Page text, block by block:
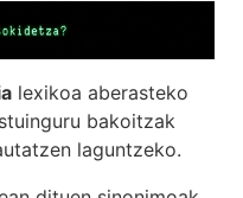
lexikoa aberasteko
bakoitzak
laguntzeko.